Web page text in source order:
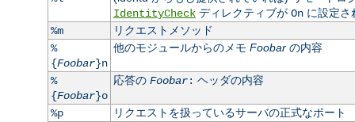
IdentityCheckディレクティブが Onに設定さ
%m
リクエストメソッド
%
{Foobar}n
他のモジュールからのメモ Foobarの内容
%
{Foobar}o
応答の Foobar: ヘッダの内容
%p
リクエストを扱っているサーバの正式なポート